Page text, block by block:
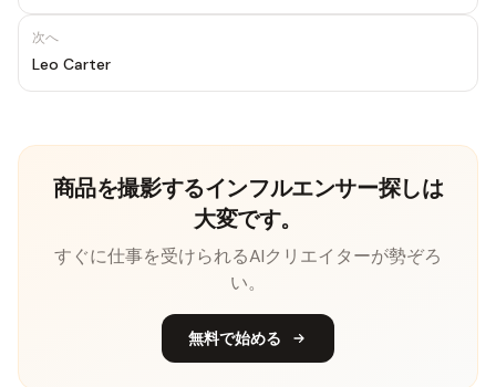
次へ
Leo Carter
商品を撮影するインフルエンサー探しは
大変です。
すぐに仕事を受けられるAIクリエイターが勢ぞろ
い。
無料で始める